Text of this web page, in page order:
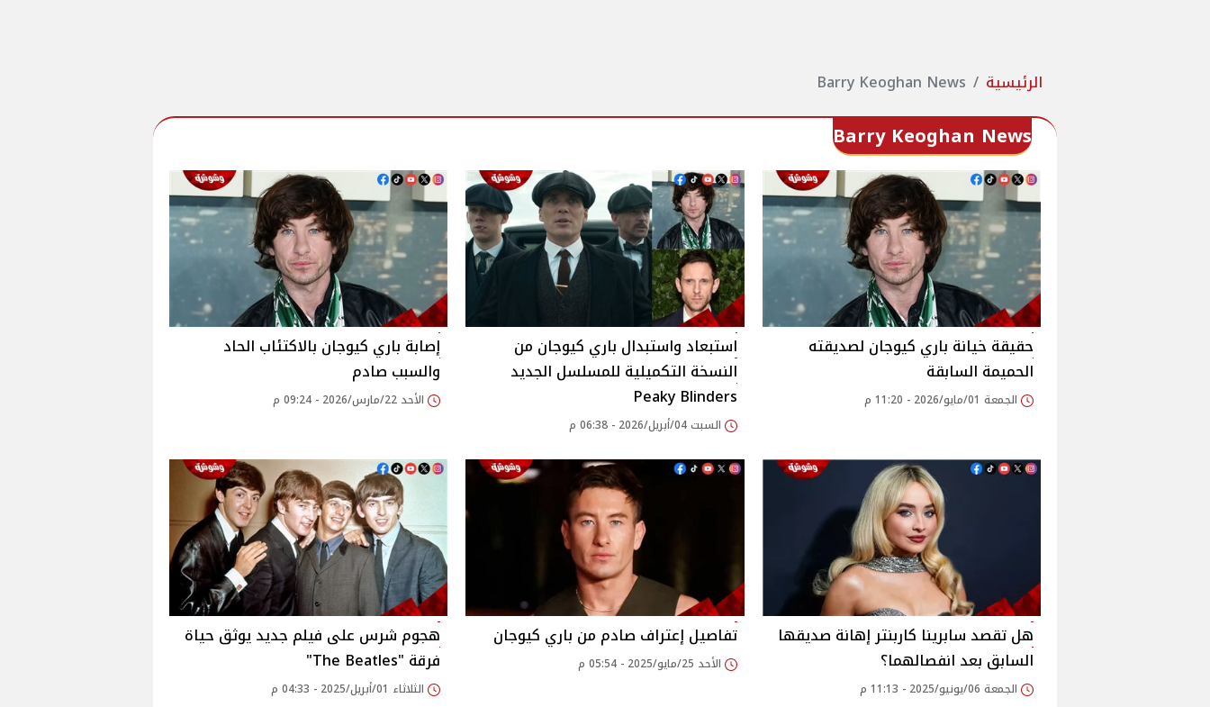
الرئيسية Barry Keoghan News
Barry Keoghan News
حقيقة خيانة باري كيوجان لصديقته
الحميمة السابقة
الجمعة 01/مايو/2026 - 11:20 م
استبعاد واستبدال باري كيوجان من
النسخة التكميلية للمسلسل الجديد
Peaky Blinders
السبت 04/أبريل/2026 - 06:38 م
إصابة باري كيوجان بالاكتئاب الحاد
والسبب صادم
الأحد 22/مارس/2026 - 09:24 م
هل تقصد سابرينا كاربنتر إهانة صديقها
السابق بعد انفصالهما؟
الجمعة 06/يونيو/2025 - 11:13 م
تفاصيل إعتراف صادم من باري كيوجان
الأحد 25/مايو/2025 - 05:54 م
هجوم شرس على فيلم جديد يوثق حياة
فرقة "The Beatles"
الثلاثاء 01/أبريل/2025 - 04:33 م